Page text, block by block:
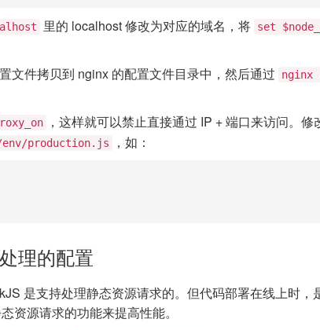
里的 localhost 修改为对应的域名，将 set
文件拷贝到 nginx 的配置文件目录中，然后通过
nginx
，这样就可以禁止直接通过 IP + 端口来访问。修
env/production.js ，如：
理的配置
是支持处理静态资源请求的。但代码部署在线上时
资源请求的功能来提高性能。